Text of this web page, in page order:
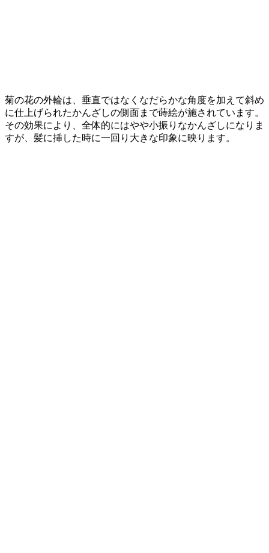
菊の花の外輪は、垂直ではなくなだらかな角度を加えて斜め
に仕上げられたかんざしの側面まで蒔絵が施されています。
その効果により、全体的にはやや小振りなかんざしになりま
すが、髪に挿した時に一回り大きな印象に映ります。